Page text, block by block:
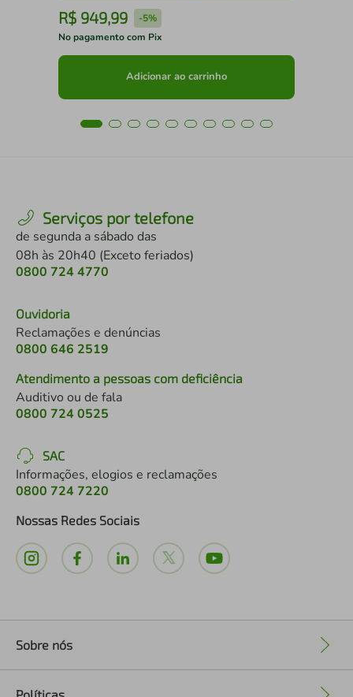
R$ 949,99 -5%
No pagamento com Pix
Adicionar ao carrinho
Serviços por telefone
de segunda a sábado das
08h às 20h40 (Exceto feriados)
0800 724 4770
Ouvidoria
Reclamações e denúncias
0800 646 2519
Atendimento a pessoas com deficiência
Auditivo ou de fala
0800 724 0525
SAC
Informações, elogios e reclamações
0800 724 7220
Nossas Redes Sociais
Sobre nós